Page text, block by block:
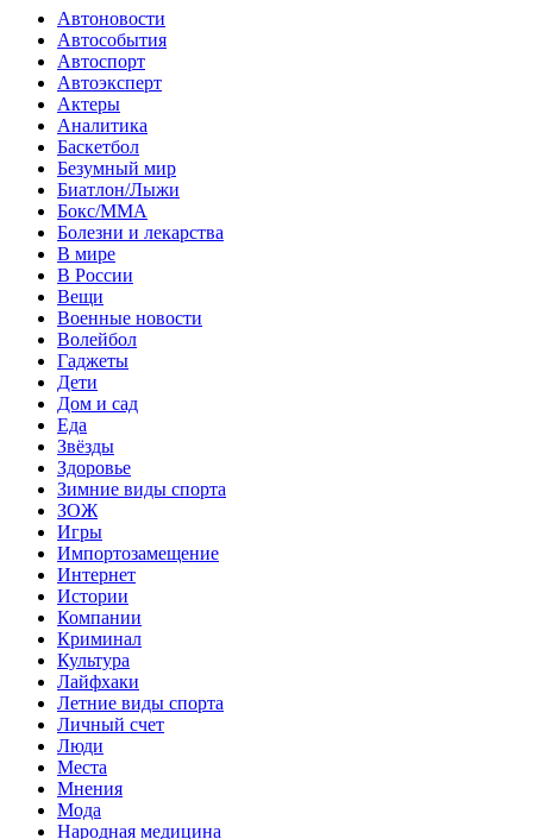
Автоновости
Автособытия
Автоспорт
Автоэксперт
Актеры
Аналитика
Баскетбол
Безумный мир
Биатлон/Лыжи
Бокс/MMA
Болезни и лекарства
В мире
В России
Вещи
Военные новости
Волейбол
Гаджеты
Дети
Дом и сад
Еда
Звёзды
Здоровье
Зимние виды спорта
ЗОЖ
Игры
Импортозамещение
Интернет
Истории
Компании
Криминал
Культура
Лайфхаки
Летние виды спорта
Личный счет
Люди
Места
Мнения
Мода
Народная медицина